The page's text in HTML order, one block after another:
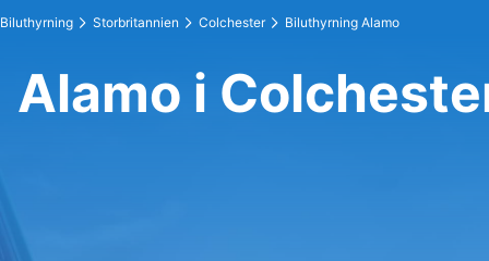
Biluthyrning Storbritannien Colchester Biluthyrning Alamo
Alamo i